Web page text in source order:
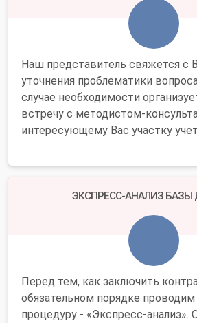
Наш представитель свяжется с
уточнения проблематики
случае необходимости
встречу с методистом-
интересующему Вас участку
ЭКСПРЕСС-АНАЛИЗ
Перед тем, как заключить
обязательном порядке
процедуру - «Экспресс-анализ».